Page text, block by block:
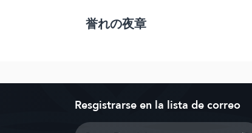
誉れの夜章
Resgistrarse en la lista de correo